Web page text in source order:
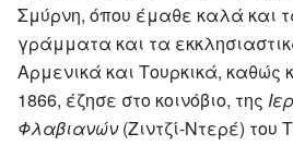
Σμύρνη, όπου έμαθε καλά και
γράμματα και τα
Αρμενικά και Τουρκικά, καθώς
1866, έζησε στο κοινόβιο, της
Φλαβιανών(Ζιντζί-Ντερέ) του